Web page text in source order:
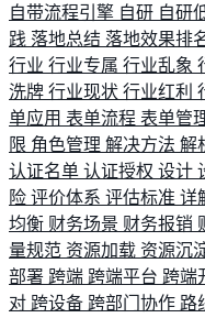
自带流程引擎 自研 自研
践 落地总结 落地效果排
行业 行业专属 行业乱象
洗牌 行业现状 行业红利
单应用 表单流程 表单管
限 角色管理 解决方法 解
认证名单 认证授权 设计
险 评价体系 评估标准 详
均衡 财务场景 财务报销
量规范 资源加载 资源沉
部署 跨端 跨端平台 跨端
对 跨设备 跨部门协作 路